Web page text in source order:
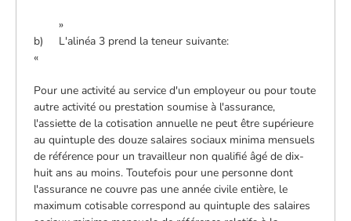
»
b) L'alinéa 3 prend la teneur suivante:
«
Pour une activité au service d'un employeur ou pour toute
autre activité ou prestation soumise à l'assurance,
l'assiette de la cotisation annuelle ne peut être supérieure
au quintuple des douze salaires sociaux minima mensuels
de référence pour un travailleur non qualifié âgé de dix-
huit ans au moins. Toutefois pour une personne dont
l'assurance ne couvre pas une année civile entière, le
maximum cotisable correspond au quintuple des salaires